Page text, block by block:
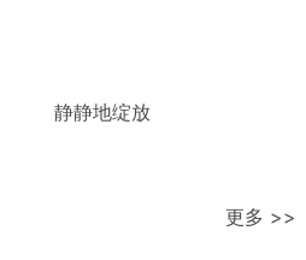
静静地绽放
更多 >>